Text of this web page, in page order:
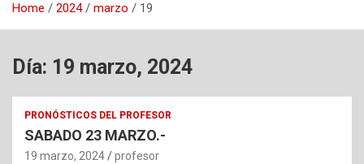
Home 2024 marzo 19
Día: 19 marzo, 2024
PRONÓSTICOS DEL PROFESOR
SABADO 23 MARZO.-
19 marzo, 2024 profesor